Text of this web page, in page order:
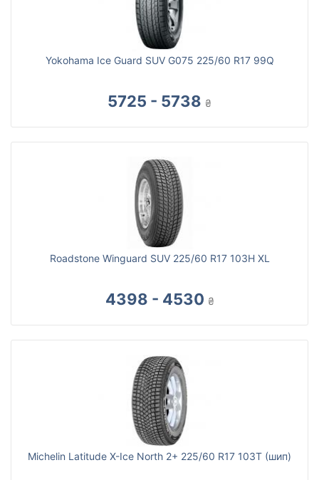
Yokohama Ice Guard SUV G075 225/60 R17 99Q
5725 - 5738 ₴
Roadstone Winguard SUV 225/60 R17 103H XL
4398 - 4530 ₴
Michelin Latitude X-Ice North 2+ 225/60 R17 103T (шип)